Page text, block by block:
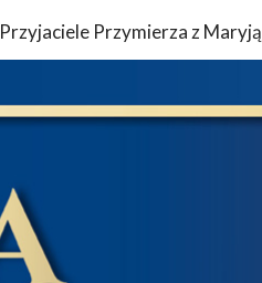
Przyjaciele Przymierza z Maryją